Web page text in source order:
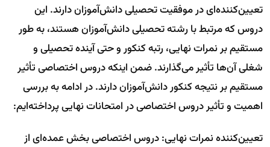
تعیین‌کننده‌ای در موفقیت تحصیلی دانش‌آموزان دارند. این
دروس که مرتبط با رشته تحصیلی دانش‌آموزان هستند، به طور
مستقیم بر نمرات نهایی، رتبه کنکور و حتی آینده تحصیلی و
شغلی آن‌ها تأثیر می‌گذارند. ضمن اینکه دروس اختصاصی تأثیر
مستقیم بر نتیجه کنکور دانش‌آموزان دارند. در ادامه به بررسی
اهمیت و تأثیر دروس اختصاصی در امتحانات نهایی پرداخته‌ایم:
تعیین‌کننده نمرات نهایی: دروس اختصاصی بخش عمده‌ای از